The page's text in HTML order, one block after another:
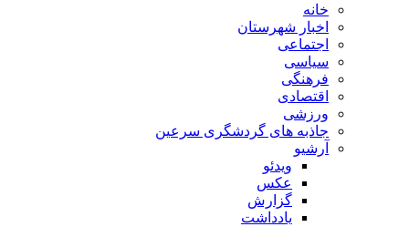
خانه
اخبار شهرستان
اجتماعی
سیاسی
فرهنگی
اقتصادی
ورزشی
جاذبه های گردشگری سرعین
آرشیو
ویدئو
عکس
گزارش
یادداشت